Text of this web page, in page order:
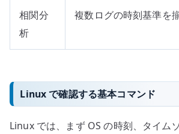
相関分
析
複数ログの時刻基準を
Linux で確認する基本コマンド
Linux では、まず OS の時刻、タイム